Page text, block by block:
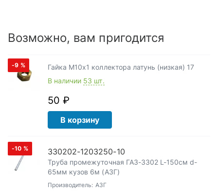
Возможно, вам пригодится
-9 %
Гайка М10х1 коллектора латунь (низкая) 17
В наличии 53 шт.
50 ₽
В корзину
-10 % 330202-1203250-10
Труба промежуточная ГАЗ-3302 L-150см d-
65мм кузов 6м (АЗГ)
Производитель: АЗГ